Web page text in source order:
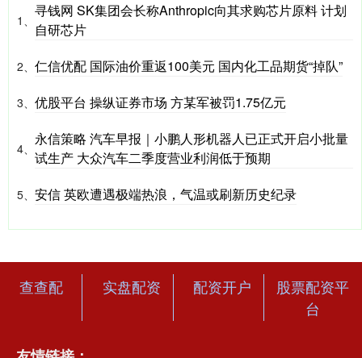
1、
寻钱网 SK集团会长称Anthropic向其求购芯片原料 计划
自研芯片
2、 仁信优配 国际油价重返100美元 国内化工品期货“掉队”
3、 优股平台 操纵证券市场 方某军被罚1.75亿元
4、
永信策略 汽车早报｜小鹏人形机器人已正式开启小批量
试生产 大众汽车二季度营业利润低于预期
5、 安信 英欧遭遇极端热浪，气温或刷新历史纪录
查查配 实盘配资 配资开户
股票配资平
台